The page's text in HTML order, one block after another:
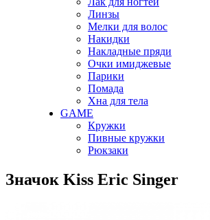
Линзы
Мелки для волос
Накидки
Накладные пряди
Очки имиджевые
Парики
Помада
Хна для тела
GAME
Кружки
Пивные кружки
Рюкзаки
Значок Kiss Eric Singer